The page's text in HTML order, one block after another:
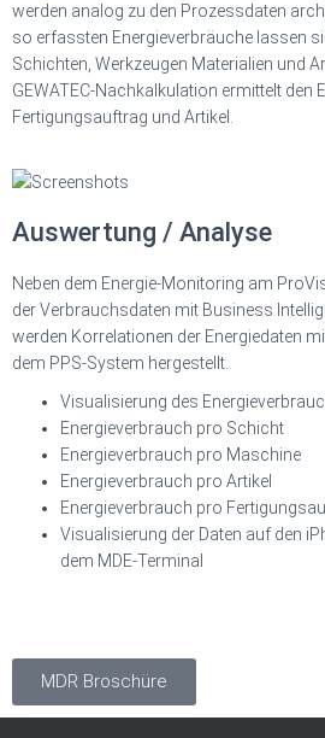
werden analog zu den Prozessdaten
so erfassten Energieverbräuche lassen
Schichten, Werkzeugen Materialien und
GEWATEC-Nachkalkulation ermittelt den
Fertigungsauftrag und Artikel.
Auswertung / Analyse
Neben dem Energie-Monitoring am
der Verbrauchsdaten mit Business
werden Korrelationen der Energiedaten
dem PPS-System hergestellt.
Visualisierung des
Energieverbrauch pro Schicht
Energieverbrauch pro Maschine
Energieverbrauch pro Artikel
Energieverbrauch pro
Visualisierung der Daten auf den
dem MDE-Terminal
MDR Broschüre